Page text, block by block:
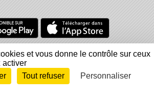
Gestion des cookies
Signaler un contenu inapproprié
?
Connexion
et vous donne le contrôle sur ceux
activer
Tout refuser Personnaliser